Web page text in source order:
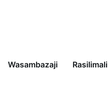
Wasambazaji Rasilimali